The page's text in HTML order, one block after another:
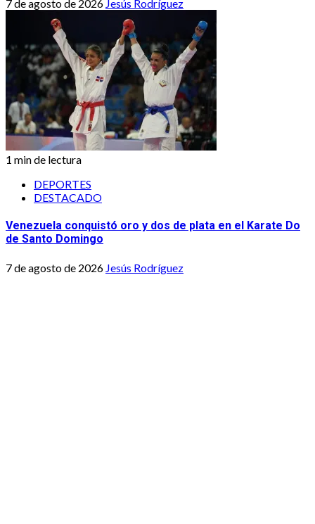
7 de agosto de 2026 Jesús Rodríguez
1 min de lectura
DEPORTES
DESTACADO
Venezuela conquistó oro y dos de plata en el Karate Do
de Santo Domingo
7 de agosto de 2026 Jesús Rodríguez